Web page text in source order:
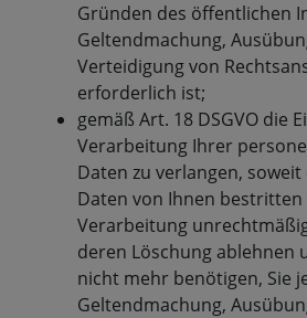
Gründen des öffentlichen
Geltendmachung,
Verteidigung von
erforderlich ist;
gemäß Art. 18 DSGVO die
Verarbeitung Ihrer
Daten zu verlangen,
Daten von Ihnen bestritten
Verarbeitung
deren Löschung ablehnen
nicht mehr benötigen, Sie
Geltendmachung,